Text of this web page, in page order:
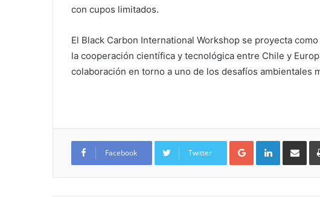
con cupos limitados.
El Black Carbon International Workshop se proyecta
la cooperación científica y tecnológica entre Chile y
colaboración en torno a uno de los desafíos ambientales
Facebook Twitter
Google+ LinkedIn